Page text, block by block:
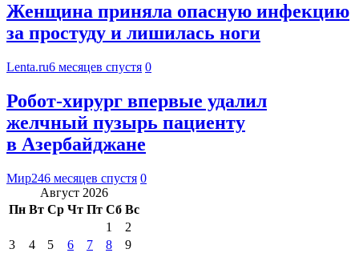
Женщина приняла опасную инфекцию
за простуду и лишилась ноги
Lenta.ru6 месяцев спустя 0
Робот-хирург впервые удалил
желчный пузырь пациенту
в Азербайджане
Мир246 месяцев спустя 0
Август 2026
Пн Вт Ср Чт Пт Сб Вс
1
2
3
4 5 6 7 8
9